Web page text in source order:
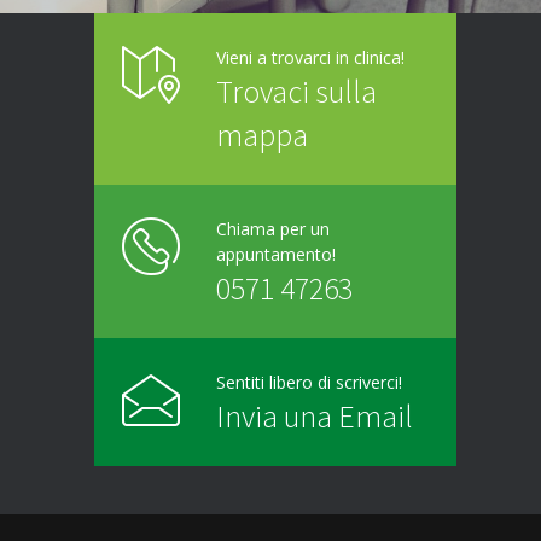
Vieni a trovarci in clinica!
Trovaci sulla
mappa
Chiama per un
appuntamento!
0571 47263
Sentiti libero di scriverci!
Invia una Email